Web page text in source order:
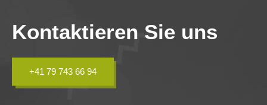
Kontaktieren Sie uns
+41 79 743 66 94